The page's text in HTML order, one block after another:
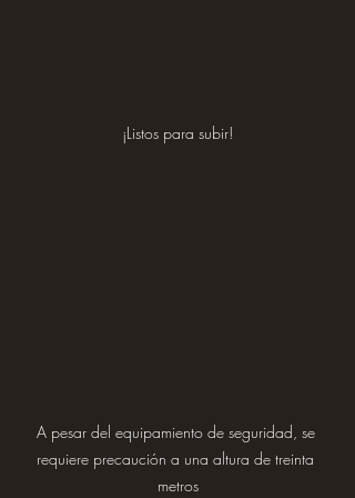
¡Listos para subir!
A pesar del equipamiento de seguridad, se
requiere precaución a una altura de treinta
metros